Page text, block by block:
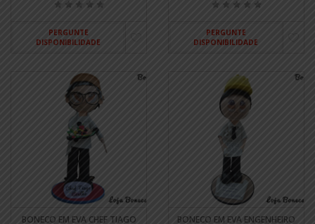
PERGUNTE
DISPONIBILIDADE
PERGUNTE
DISPONIBILIDADE
BONECO EM EVA CHEF TIAGO BONECO EM EVA ENGENHEIRO